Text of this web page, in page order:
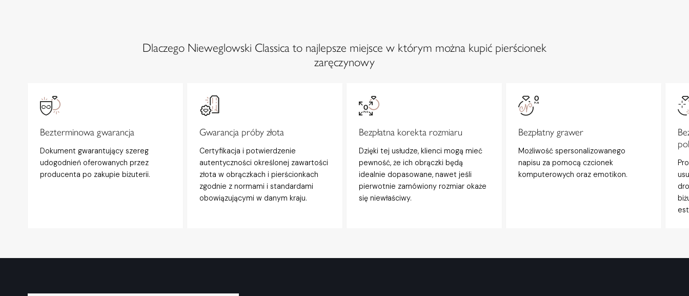
Dlaczego Nieweglowski Classica to najlepsze miejsce w którym można kupić pierścionek
zaręczynowy
Bezterminowa gwarancja
Dokument gwarantujący szereg
udogodnień oferowanych przez
producenta po zakupie biżuterii.
Gwarancja próby złota
Certyfikacja i potwierdzenie
autentyczności określonej zawartości
złota w obrączkach i pierścionkach
zgodnie z normami i standardami
obowiązującymi w danym kraju.
Bezpłatna korekta rozmiaru
Dzięki tej usłudze, klienci mogą mieć
pewność, że ich obrączki będą
idealnie dopasowane, nawet jeśli
pierwotnie zamówiony rozmiar okaże
się niewłaściwy.
Bezpłatny grawer
Możliwość spersonalizowanego
napisu za pomocą czcionek
komputerowych oraz emotikon.